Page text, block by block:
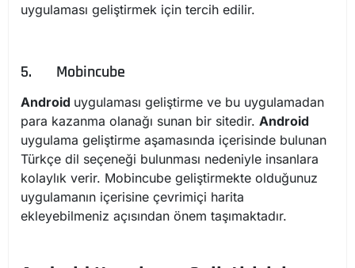
uygulaması geliştirmek için tercih edilir.
5. Mobincube
Android uygulaması geliştirme ve bu uygulamadan
para kazanma olanağı sunan bir sitedir. Android
uygulama geliştirme aşamasında içerisinde bulunan
Türkçe dil seçeneği bulunması nedeniyle insanlara
kolaylık verir. Mobincube geliştirmekte olduğunuz
uygulamanın içerisine çevrimiçi harita
ekleyebilmeniz açısından önem taşımaktadır.